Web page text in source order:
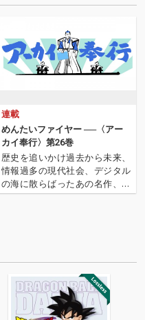
連載
めんたいファイヤー ──〈アー
カイ奉行〉第26巻
歴史を追いかけ過去から未来、
情報過多の現代社会、デジタル
の海に散らばったあの名作、こ
の名作たちをひとつにまとめる
音源 2.これまで未配信…